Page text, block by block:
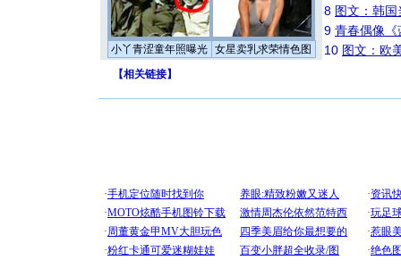
小丫青涩童年照曝光 女星卖乳求荣情色图
8 图文：韩
9 青春偶像《
10 图文：欧
【相关链接】